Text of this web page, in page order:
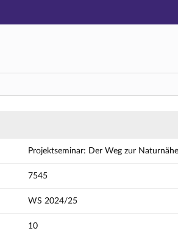
- Planung von
Projektseminar: Der Weg zur
7545
WS 2024/25
10